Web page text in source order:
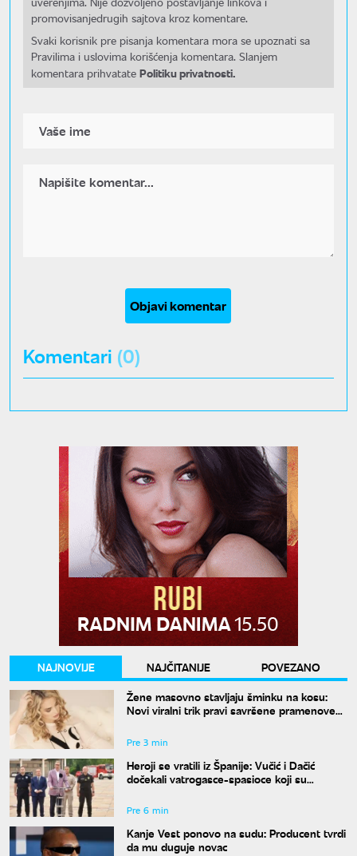
promovisanjedrugih sajtova kroz komentare.
Svaki korisnik pre pisanja komentara mora se upoznati sa
Pravilima i uslovima korišćenja komentara. Slanjem
komentara prihvatate Politiku privatnosti.
Objavi komentar
Komentari (0)
NAJNOVIJE NAJČITANIJE
POVEZANO
Žene masovno stavljaju šminku na kosu:
Novi viralni trik pravi savršene pramenove
Pre 3 min
Heroji se vratili iz Španije: Vučić i Dačić
dočekali vatrogasce-spasioce koji su
Pre 6 min
Kanje Vest ponovo na sudu: Producent tvrdi
da mu duguje novac